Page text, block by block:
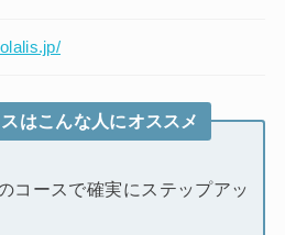
はこんな人にオススメ
コースで確実にステップアッ